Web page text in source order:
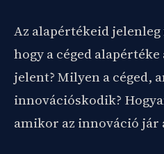
Az alapértékeid
hogy a céged
jelent? Milyen a céged,
innovációskodik?
amikor az innováció jár